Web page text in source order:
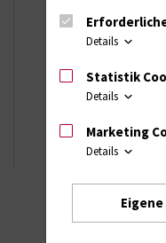
Tel.: 0381
Patienten:
rostock.de
[361
Details
Statistik
Details
Marketing
Details